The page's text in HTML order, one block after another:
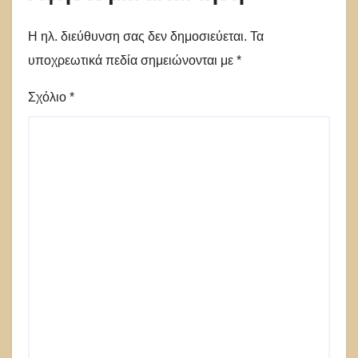
Η ηλ. διεύθυνση σας δεν δημοσιεύεται. Τα
υποχρεωτικά πεδία σημειώνονται με *
Σχόλιο *